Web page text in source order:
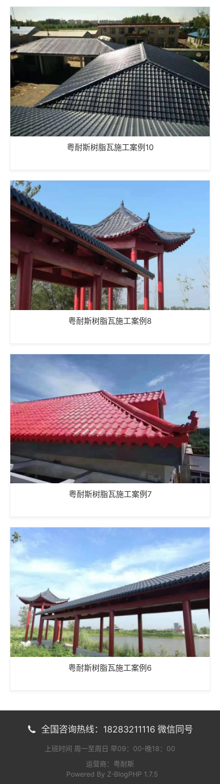
粤耐斯树脂瓦施工案例10
粤耐斯树脂瓦施工案例8
粤耐斯树脂瓦施工案例7
粤耐斯树脂瓦施工案例6
 全国咨询热线：18283211116 微信同号
上班时间 周一至周日 早09：00-晚18：00
运营商：粤耐斯
Powered By Z-BlogPHP 1.7.5